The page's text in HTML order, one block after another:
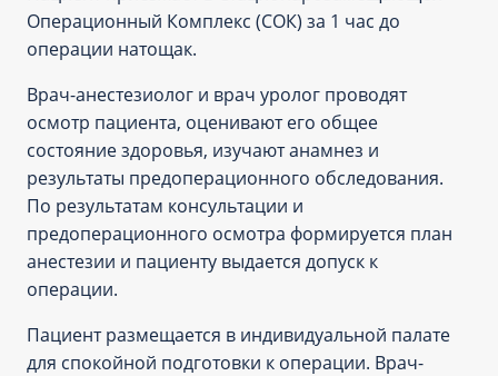
Операционный Комплекс (СОК) за 1 час до
операции натощак.
Врач-анестезиолог и врач уролог проводят
осмотр пациента, оценивают его общее
состояние здоровья, изучают анамнез и
результаты предоперационного обследования.
По результатам консультации и
предоперационного осмотра формируется план
анестезии и пациенту выдается допуск к
операции.
Пациент размещается в индивидуальной палате
для спокойной подготовки к операции. Врач-